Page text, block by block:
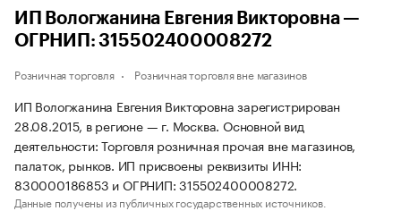
ИП Вологжанина Евгения Викторовна —
ОГРНИП: 315502400008272
Розничная торговля Розничная торговля вне магазинов
ИП Вологжанина Евгения Викторовна зарегистрирован
28.08.2015, в регионе — г. Москва. Основной вид
деятельности: Торговля розничная прочая вне магазинов,
палаток, рынков. ИП присвоены реквизиты ИНН:
830000186853 и ОГРНИП: 315502400008272.
Данные получены из публичных государственных источников.